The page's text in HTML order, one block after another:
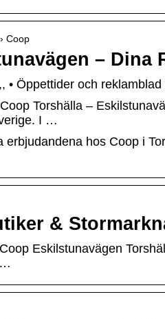
Coop
– Dina
• Öppettider och
Torshälla –
I …
hos Coop i
&
Eskilstunavägen
…